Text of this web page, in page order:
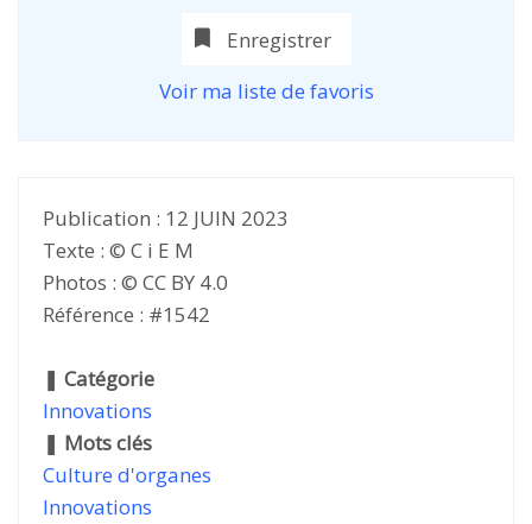
Enregistrer
Voir ma liste de favoris
Publication : 12 JUIN 2023
Texte : © C i E M
Photos : © CC BY 4.0
Référence : #1542
❚ Catégorie
Innovations
❚ Mots clés
Culture d'organes
Innovations